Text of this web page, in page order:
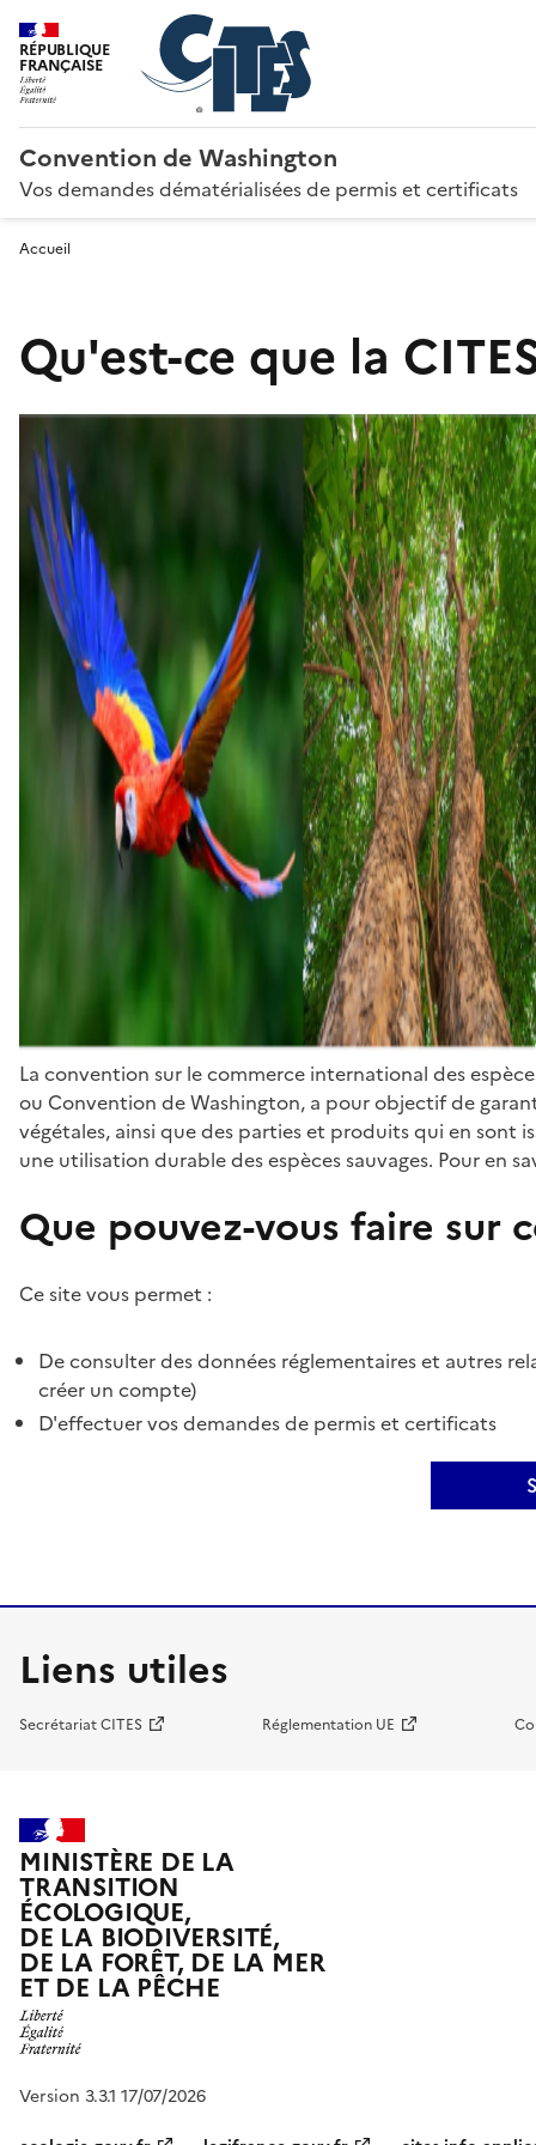
RÉPUBLIQUE
FRANÇAISE
Convention de Washington
Vos demandes dématérialisées de permis et certificats
Accueil
Qu'est-ce que la
La convention sur le commerce international des
ou Convention de Washington, a pour objectif de
végétales, ainsi que des parties et produits qui en sont
une utilisation durable des espèces sauvages. Pour en
Que pouvez-vous faire sur
Ce site vous permet :
De consulter des données réglementaires et autres
créer un compte)
D'effectuer vos demandes de permis et certificats
Liens utiles
Secrétariat CITES Réglementation UE
MINISTÈRE DE LA
TRANSITION
ÉCOLOGIQUE,
DE LA BIODIVERSITÉ,
DE LA FORÊT, DE LA MER
ET DE LA PÊCHE
Version 3.3.1 17/07/2026